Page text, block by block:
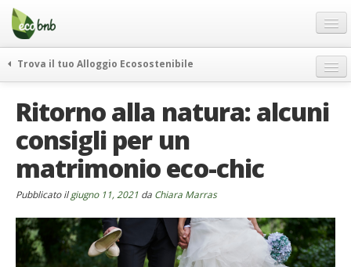
Menu
Salta
contenuto
Offerte Speciali
Regali
FAQ
Chi Siamo
Partner
Contatti
Italiano
Trova il tuo Alloggio Ecosostenibile
itinerari
curiosità
vivere e viaggiare verde
rassegna stampa
Ritorno alla natura: alcuni
consigli per un
matrimonio eco-chic
Pubblicato ilgiugno 11, 2021 da Chiara Marras